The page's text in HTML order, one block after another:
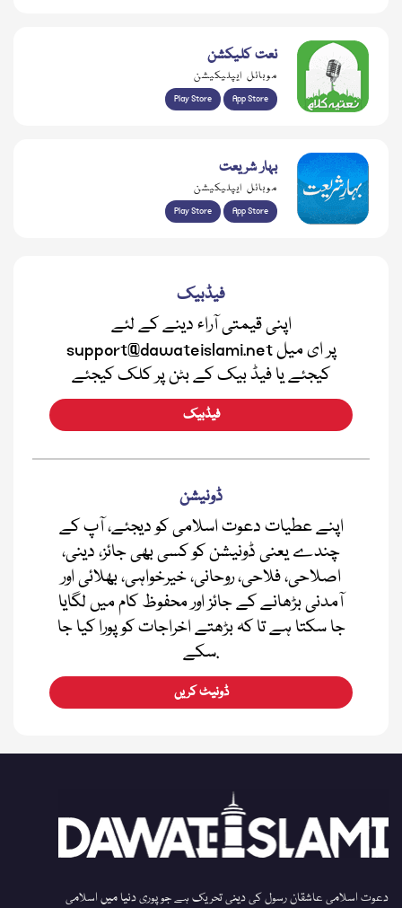
نعت کلیکشن
موبائل ایپلیکیشن
Play Store App Store
بہار شریعت
موبائل ایپلیکیشن
Play Store App Store
فیڈبیک
اپنی قیمتی آراء دینے کے لئے
support@dawateislami.net پر ای میل
کیجئے یا فیڈ بیک کے بٹن پر کلک کیجئے
فیڈبیک
ڈونیشن
اپنے عطیات دعوت اسلامی کو دیجئے، آپ کے
چندے یعنی ڈونیشن کو کسی بھی جائز، دینی،
اصلاحی، فلاحی، روحانی، خیرخواہی، بھلائی اور
آمدنی بڑھانے کے جائز اور محفوظ کام میں لگایا
جا سکتا ہے تا کہ بڑھتے اخراجات کو پورا کیا جا
سکے.
ڈونیٹ کریں
دعوت اسلامی عاشقان رسول کی دینی تحریک ہے جو پوری دنیا میں اسلامی